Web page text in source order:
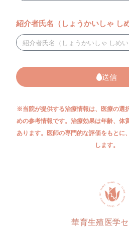
紹介者氏名（しょうかいしゃ しめ
送信
※当院が提供する治療情報は、医療の選
めの参考情報です。治療効果は年齢、体
あります。医師の専門的な評価をもとに
します。
華育生殖医学